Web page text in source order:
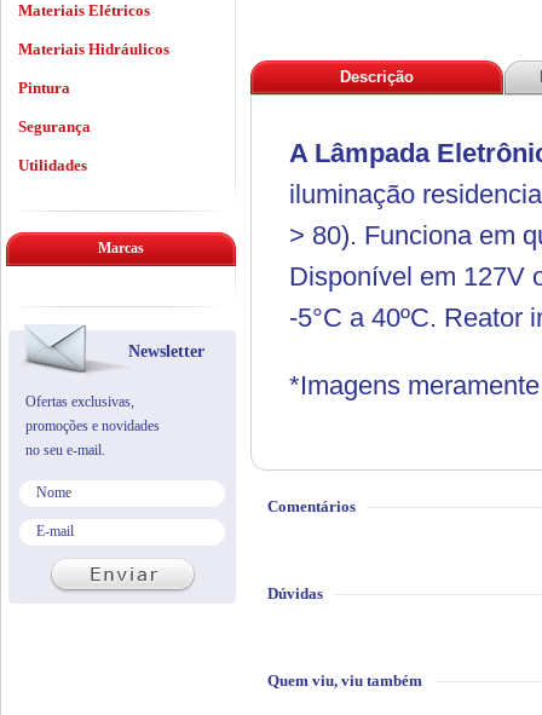
Descrição
A Lâmpada
iluminação
> 80). Funciona em
Disponível em 127V
-5°C a 40ºC. Reator
*Imagens
Comentários
Dúvidas
Quem viu, viu também
Materiais Elétricos
Materiais Hidráulicos
Pintura
Segurança
Utilidades
Marcas
Newsletter
Ofertas exclusivas,
promoções e novidades
no seu e-mail.